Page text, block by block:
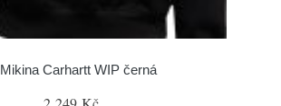
Mikina Carhartt WIP černá